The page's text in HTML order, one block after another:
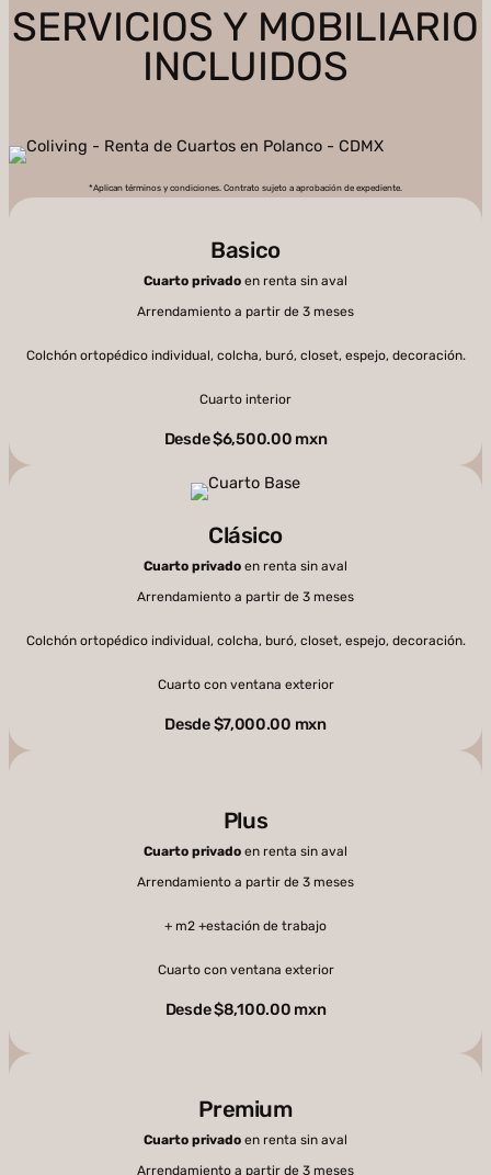
SERVICIOS Y MOBILIARIO
INCLUIDOS
*Aplican términos y condiciones. Contrato sujeto a aprobación de expediente.
Basico
Cuarto privado en renta sin aval
Arrendamiento a partir de 3 meses
Colchón ortopédico individual, colcha, buró, closet, espejo, decoración.
Cuarto interior
Desde $6,500.00 mxn
Clásico
Cuarto privado en renta sin aval
Arrendamiento a partir de 3 meses
Colchón ortopédico individual, colcha, buró, closet, espejo, decoración.
Cuarto con ventana exterior
Desde $7,000.00 mxn
Plus
Cuarto privado en renta sin aval
Arrendamiento a partir de 3 meses
+ m2 +estación de trabajo
Cuarto con ventana exterior
Desde $8,100.00 mxn
Premium
Cuarto privado en renta sin aval
Arrendamiento a partir de 3 meses